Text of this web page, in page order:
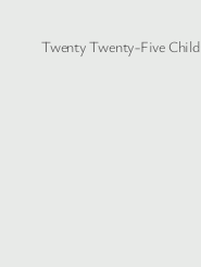
Twenty Twenty-Five Child